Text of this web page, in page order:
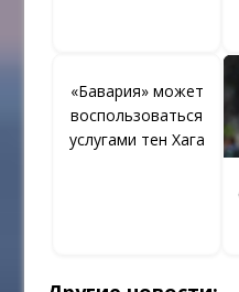
«Бавария» может
воспользоваться
услугами тен Хага